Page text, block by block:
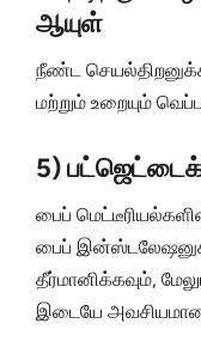
ஆயுள்
நீண்ட
மற்றும் உறையும்
5)
பைப்
பைப்
தீர்மானிக்கவும்,
இடையே அவசியமான